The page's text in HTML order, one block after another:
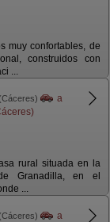
muy confortables, de
construidos con
...
a
rural situada en la
Granadilla, en el
...
a